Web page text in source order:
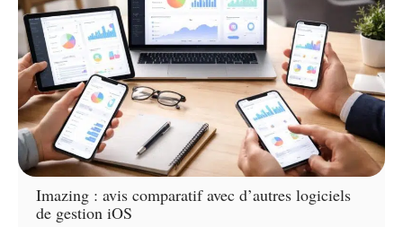
Imazing : avis comparatif avec d’autres logiciels
de gestion iOS